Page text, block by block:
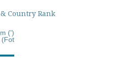
(')
(Fot